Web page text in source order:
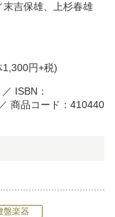
末吉保雄
上杉春雄
1,300円+税)
ISBN：
商品コード：410440
盤楽器